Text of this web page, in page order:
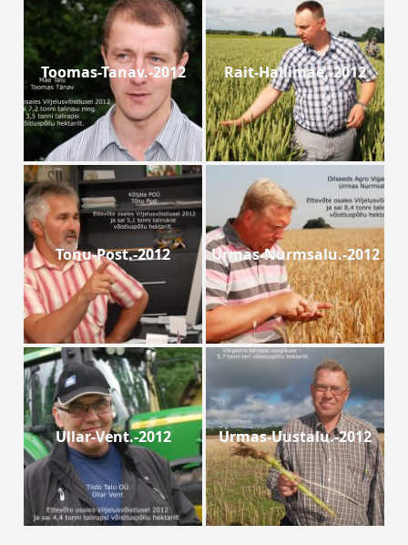
Toomas-Tanav.-2012 Rait-Hallimae.-2012
Tonu-Post.-2012 Urmas-Nurmsalu.-2012
Ullar-Vent.-2012 Urmas-Uustalu.-2012